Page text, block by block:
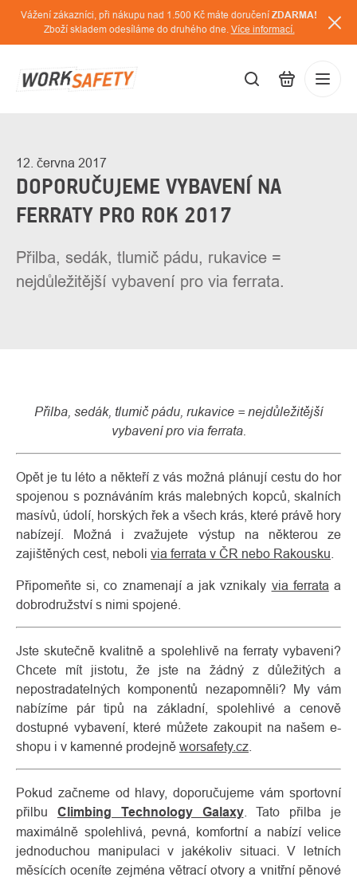
Přejít
obsah
Vážení zákazníci, při nákupu nad 1.500 Kč máte doručení ZDARMA!
Zboží skladem odesíláme do druhého dne. Více informací.
nás
12. června 2017
DOPORUČUJEME VYBAVENÍ NA
FERRATY PRO ROK 2017
Přilba, sedák, tlumič pádu, rukavice =
nejdůležitější vybavení pro via ferrata.
Přilba, sedák, tlumič pádu, rukavice = nejdůležitější
vybavení pro via ferrata.
Opět je tu léto a někteří z vás možná plánují cestu do hor
spojenou s poznáváním krás malebných kopců, skalních
masívů, údolí, horských řek a všech krás, které právě hory
nabízejí. Možná i zvažujete výstup na některou ze
zajištěných cest, neboli via ferrata v ČR nebo Rakousku
Připomeňte si, co znamenají a jak vznikaly via ferrata a
dobrodružství s nimi spojené.
Jste skutečně kvalitně a spolehlivě na ferraty vybaveni?
Chcete mít jistotu, že jste na žádný z důležitých a
nepostradatelných komponentů nezapomněli? My vám
nabízíme pár tipů na základní, spolehlivé a cenově
dostupné vybavení, které můžete zakoupit na našem e-
shopu i v kamenné prodejně worsafety.cz
Pokud začneme od hlavy, doporučujeme vám sportovní
přilbu Climbing Technology Galaxy. Tato přilba je
maximálně spolehlivá, pevná, komfortní a nabízí velice
jednoduchou manipulaci v jakékoliv situaci. V letních
měsících oceníte zejména větrací otvory a vnitřní pěnové